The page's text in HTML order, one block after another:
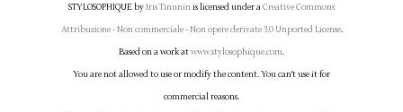
STYLOSOPHIQUEbyIris Tinuninis licensed under aCreative Commons
Attribuzione - Non commerciale - Non opere derivate 3.0 Unported License.
Based on a work atwww.stylosophique.com.
You are not allowed to use or modify the content. You can't use it for
commercial reasons.